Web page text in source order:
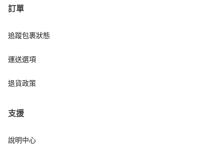
訂單
追蹤包裹狀態
運送選項
退貨政策
支援
說明中心